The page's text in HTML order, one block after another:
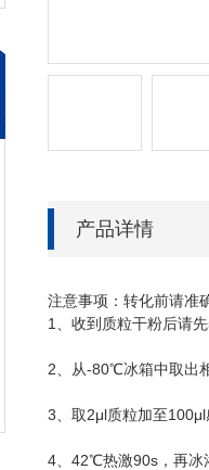
产品详情
注意事项：转化前请准
1 、收到质粒干粉后请先
2、从-80℃冰箱中取出
3、取 2μl质粒加至 100μl
4、 42℃热激90s ，再冰